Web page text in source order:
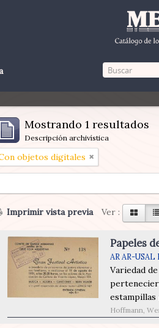
Mostrando 1 resultados
Descripción archivística
objetos digitales
Imprimir vista previa Ver :
Papeles
AR AR-
Variedad
estampillas
Hoffmann,